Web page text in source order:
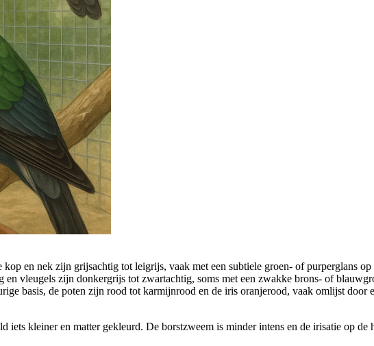
en nek zijn grijsachtig tot leigrijs, vaak met een subtiele groen- of purperglans
vleugels zijn donkergrijs tot zwartachtig, soms met een zwakke brons- of
basis, de poten zijn rood tot karmijnrood en de iris oranjerood, vaak omlijst door
kleiner en matter gekleurd. De borstzweem is minder intens en de irisatie op